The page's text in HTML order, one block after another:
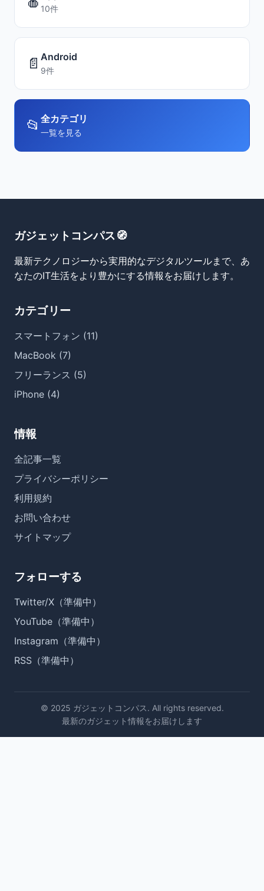
10件
📄 Android
9件
📂 全カテゴリ
一覧を見る
ガジェットコンパス🧭
最新テクノロジーから実用的なデジタルツールまで、あ
なたのIT生活をより豊かにする情報をお届けします。
カテゴリー
スマートフォン (11)
MacBook (7)
フリーランス (5)
iPhone (4)
情報
全記事一覧
プライバシーポリシー
利用規約
お問い合わせ
サイトマップ
フォローする
Twitter/X（準備中）
YouTube（準備中）
Instagram（準備中）
RSS（準備中）
© 2025 ガジェットコンパス. All rights reserved.
最新のガジェット情報をお届けします